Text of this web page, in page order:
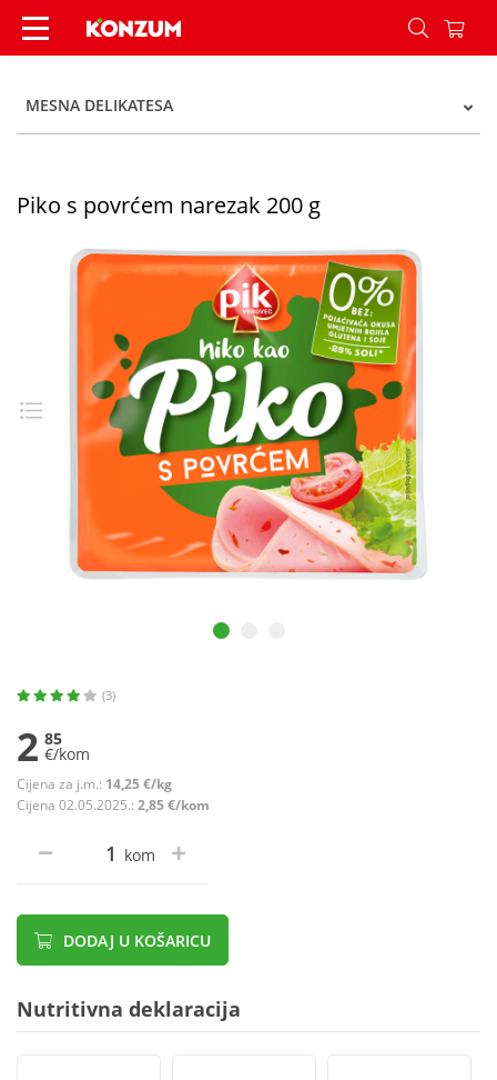
Piko s povrćem narezak 200 g - Konzum
MESNA DELIKATESA
Piko s povrćem narezak 200 g
(3)
2 85
€/kom
Cijena za j.m.: 14,25 €/kg
Cijena 02.05.2025.: 2,85 €/kom
kom
DODAJ U KOŠARICU
Nutritivna deklaracija